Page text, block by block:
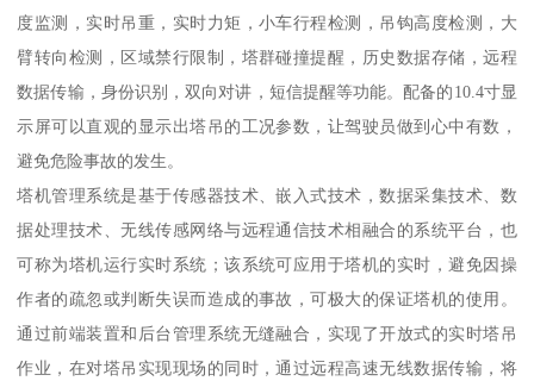
度监测，实时吊重，实时力矩，小车行程检测，吊钩高度检测，大
臂转向检测，区域禁行限制，塔群碰撞提醒，历史数据存储，远程
数据传输，身份识别，双向对讲，短信提醒等功能。配备的10.4寸显
示屏可以直观的显示出塔吊的工况参数，让驾驶员做到心中有数，
避免危险事故的发生。
塔机管理系统是基于传感器技术、嵌入式技术，数据采集技术、数
据处理技术、无线传感网络与远程通信技术相融合的系统平台，也
可称为塔机运行实时系统；该系统可应用于塔机的实时，避免因操
作者的疏忽或判断失误而造成的事故，可极大的保证塔机的使用。
通过前端装置和后台管理系统无缝融合，实现了开放式的实时塔吊
作业，在对塔吊实现现场的同时，通过远程高速无线数据传输，将